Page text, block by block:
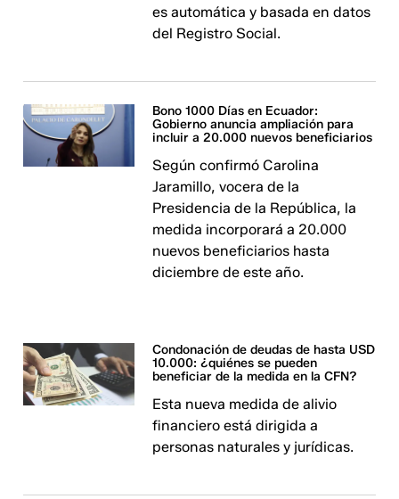
es automática y basada en datos
del Registro Social.
Bono 1000 Días en Ecuador:
Gobierno anuncia ampliación para
incluir a 20.000 nuevos beneficiarios
Según confirmó Carolina
Jaramillo, vocera de la
Presidencia de la República, la
medida incorporará a 20.000
nuevos beneficiarios hasta
diciembre de este año.
Condonación de deudas de hasta USD
10.000: ¿quiénes se pueden
beneficiar de la medida en la CFN?
Esta nueva medida de alivio
financiero está dirigida a
personas naturales y jurídicas.